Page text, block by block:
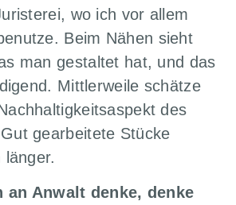
wo ich vor allem
Beim Nähen sieht
man gestaltet hat, und das
Mittlerweile schätze
des
gearbeitete Stücke
länger.
an Anwalt denke, denke